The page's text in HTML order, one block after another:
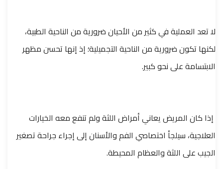
لا تعد العملية في كثير من الأحيان ضرورية من الناحية الطبية،
لكنها تكون ضرورية من الناحية التجميلية؛ إذ إنها تحسن مظهر
الابتسامة على نحو كبير.
إذا كان المريض يعاني أمراض اللثة ولم تنفع معه الخيارات
العلاجية، سيلجأ اختصاصي الفم والأسنان إلى إجراء جراحة تصغير
الجيب على اللثة والعظام المحيطة.